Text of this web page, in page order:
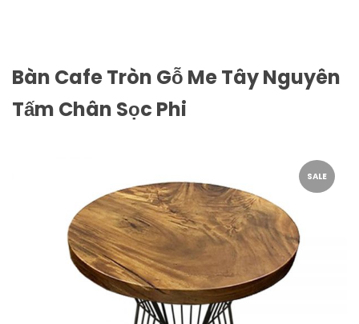
Bàn Cafe Tròn Gỗ Me Tây Nguyên
Tấm Chân Sọc Phi
SALE